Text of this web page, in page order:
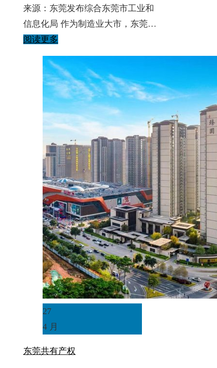
来源：东莞发布综合东莞市工业和
信息化局 作为制造业大市，东莞…
阅读更多
27
4 月
东莞共有产权